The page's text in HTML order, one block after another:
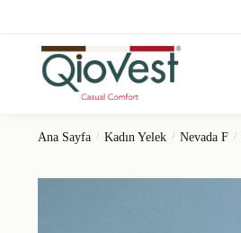
Ana Sayfa / Kadın Yelek / Nevada F /